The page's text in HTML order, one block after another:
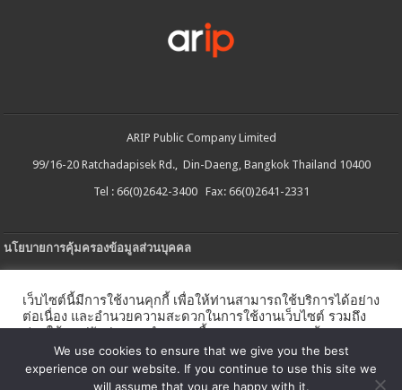
ARIP Public Company Limited
99/16-20 Ratchadapisek Rd., Din-Daeng, Bangkok Thailand 10400
Tel : 66(0)2642-3400 Fax: 66(0)2641-2331
นโยบายการคุ้มครองข้อมูลส่วนบุคคล
นโยบายการใช้คกกี้
นโยบายความปลอดภัยของข้อมูลสารสนเทศ
เว็บไซต์นี้มีการใช้งานคุกกี้ เพื่อให้ท่านสามารถใช้บริการได้อย่าง
ต่อเนื่อง และอำนวยความสะดวกในการใช้งานเว็บไซต์ รวมถึง
ช่วยให้เราปรับปรุงการนำเสนอเนื้อหาตรงตามความต้องการ
ของท่าน โดยสามารถศึกษารายละเอียดเพิ่มเติมได้ใน นโยบาย
คุกกี้
We use cookies to ensure that we give you the best
experience on our website. If you continue to use this site we
will assume that you are happy with it.